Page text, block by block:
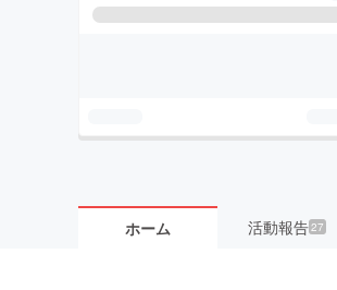
ホーム 活動報告27